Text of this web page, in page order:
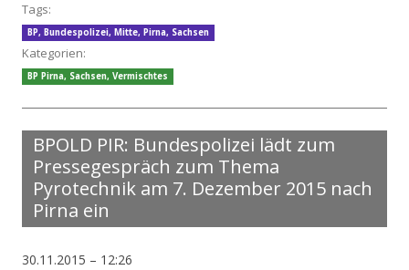
Tags:
BP, Bundespolizei, Mitte, Pirna, Sachsen
Kategorien:
BP Pirna, Sachsen, Vermischtes
BPOLD PIR: Bundespolizei lädt zum
Pressegespräch zum Thema
Pyrotechnik am 7. Dezember 2015 nach
Pirna ein
30.11.2015 – 12:26